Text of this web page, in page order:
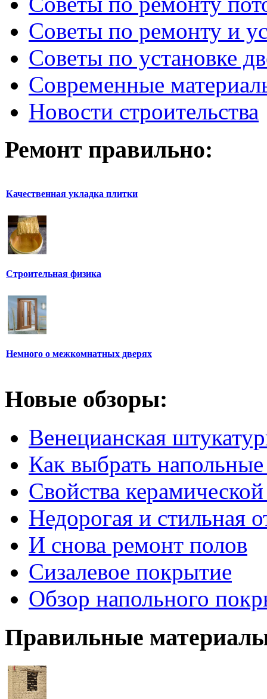
Советы по ремонту и
Советы по установке
Современные
Новости строительства
Ремонт правильно:
Качественная укладка плитки
Строительная физика
Немного о межкомнатных дверях
Новые обзоры:
Венецианская
Как выбрать
Свойства
Недорогая и стильная
И снова ремонт полов
Сизалевое покрытие
Обзор напольного
Правильные